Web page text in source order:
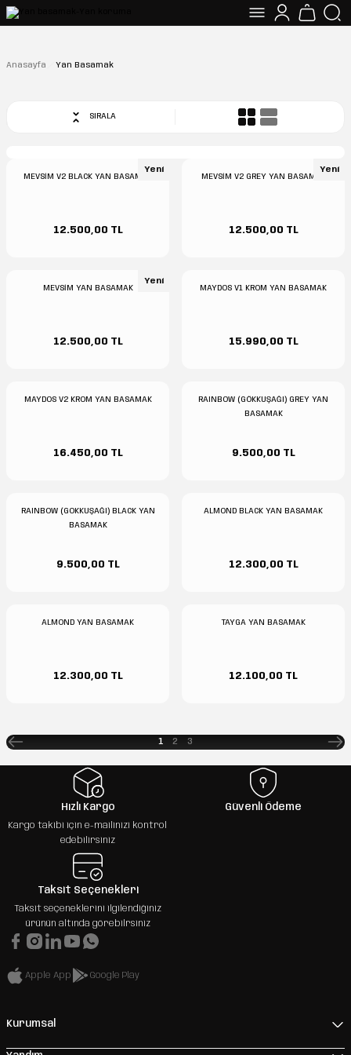
Anasayfa Yan Basamak
SIRALA
MEVSİM V2 BLACK YAN BASAMAK
12.500,00 TL
Yeni
MEVSİM V2 GREY YAN BASAMAK
12.500,00 TL
Yeni
MEVSİM YAN BASAMAK
12.500,00 TL
Yeni
MAYDOS V1 KROM YAN BASAMAK
15.990,00 TL
MAYDOS V2 KROM YAN BASAMAK
16.450,00 TL
RAINBOW (GÖKKUŞAĞI) GREY YAN
BASAMAK
9.500,00 TL
RAINBOW (GOKKUŞAĞI) BLACK YAN
BASAMAK
9.500,00 TL
ALMOND BLACK YAN BASAMAK
12.300,00 TL
ALMOND YAN BASAMAK
12.300,00 TL
TAYGA YAN BASAMAK
12.100,00 TL
1 2 3
Hızlı Kargo
Kargo takibi için e-mailinizi kontrol
edebilirsiniz
Güvenli Ödeme
Taksit Seçenekleri
Taksit seçeneklerini ilgilendiğiniz
ürünün altında görebilrsiniz
Apple App Google Play
Kurumsal